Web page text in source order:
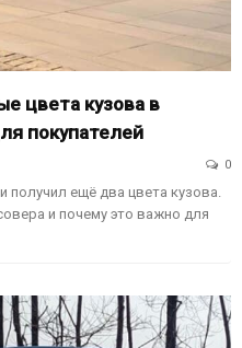
цвета кузова в
покупателей
0
получил ещё два цвета кузова.
и почему это важно для